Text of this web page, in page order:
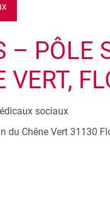
– PÔLE
VERT,
sociaux
du Chêne Vert 31130